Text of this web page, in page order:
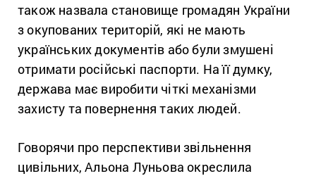
також назвала становище громадян України
з окупованих територій, які не мають
українських документів або були змушені
отримати російські паспорти. На її думку,
держава має виробити чіткі механізми
захисту та повернення таких людей.
Говорячи про перспективи звільнення
цивільних, Альона Луньова окреслила